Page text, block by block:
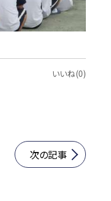
いいね(0)
次の記事